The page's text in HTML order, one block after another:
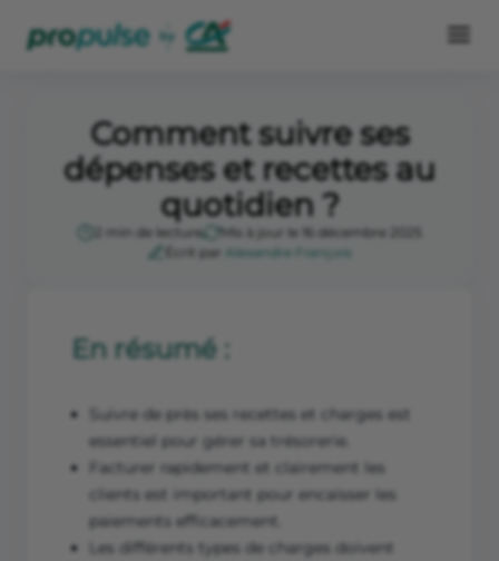
Comment suivre ses
dépenses et recettes au
quotidien ?
2 min de lecture
Mis à jour le 16 décembre 2025
Écrit par
Alexandre François
En résumé :
Suivre de près ses recettes et charges est
essentiel pour gérer sa trésorerie.
Facturer rapidement et clairement les
clients est important pour encaisser les
paiements efficacement.
Les différents types de charges doivent